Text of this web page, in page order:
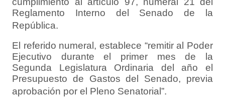
Reglamento Interno del Senado de la
República.
El referido numeral, establece “remitir al Poder
Ejecutivo durante el primer mes de la
Segunda Legislatura Ordinaria del año el
Presupuesto de Gastos del Senado, previa
aprobación por el Pleno Senatorial”.